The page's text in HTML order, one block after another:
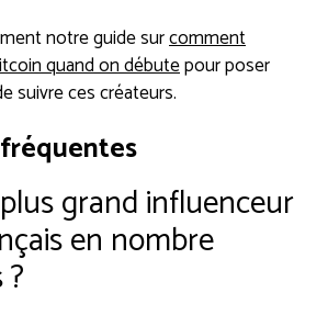
notre guide surcomment
quand on débutepour poser
suivre ces créateurs.
grand influenceur
en nombre